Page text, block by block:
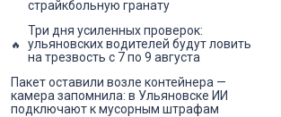
страйкбольную гранату
Три дня усиленных проверок:
ульяновских водителей будут ловить
на трезвость с 7 по 9 августа
Пакет оставили возле контейнера —
камера запомнила: в Ульяновске ИИ
подключают к мусорным штрафам